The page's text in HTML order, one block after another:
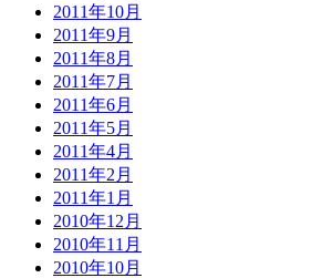
2011年10月
2011年9月
2011年8月
2011年7月
2011年6月
2011年5月
2011年4月
2011年2月
2011年1月
2010年12月
2010年11月
2010年10月